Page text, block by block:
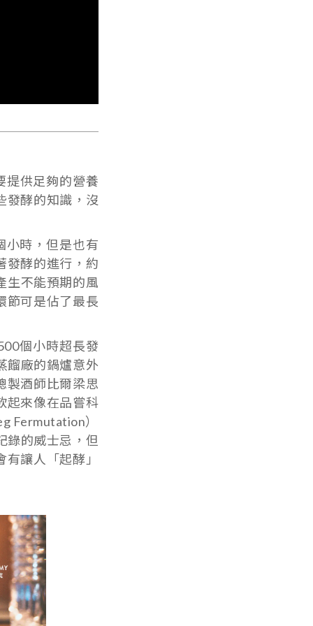
供足夠的營養
發酵的知識，沒
時，但是也有
發酵的進行，約
生不能預期的風
節可是佔了最長
個小時超長發
餾廠的鍋爐意外
製酒師比爾梁思
起來像在品嘗科
Fermutation）
錄的威士忌，但
讓人「起酵」